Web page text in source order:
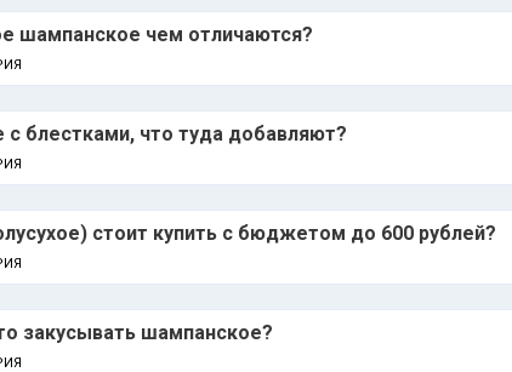
шампанское чем отличаются?
блестками, что туда добавляют?
стоит купить с бюджетом до 600 рублей?
закусывать шампанское?